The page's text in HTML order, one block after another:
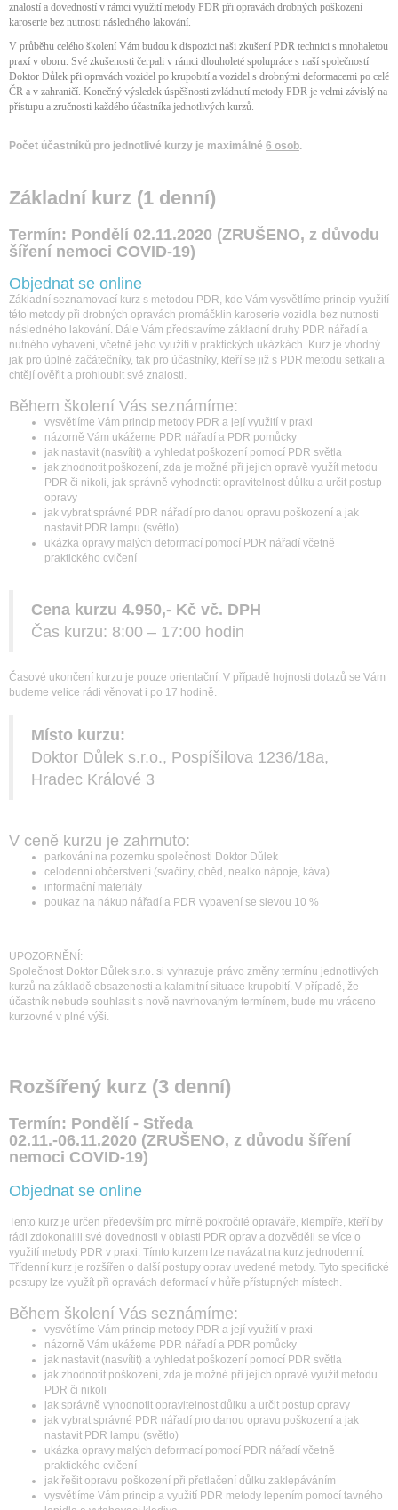
znalostí a dovedností v rámci využití metody PDR při opravách drobných poškození
karoserie bez nutnosti následného lakování.
V průběhu celého školení Vám budou k dispozici naši zkušení PDR technici s mnohaletou
praxí v oboru. Své zkušenosti čerpali v rámci dlouholeté spolupráce s naší společností
Doktor Důlek při opravách vozidel po krupobití a vozidel s drobnými deformacemi po celé
ČR a v zahraničí. Konečný výsledek úspěšnosti zvládnutí metody PDR je velmi závislý na
přístupu a zručnosti každého účastníka jednotlivých kurzů.
Počet účastníků pro jednotlivé kurzy je maximálně 6 osob.
Základní kurz (1 denní)
Termín: Pondělí 02.11.2020 (ZRUŠENO, z důvodu
šíření nemoci COVID-19)
Objednat se online
Základní seznamovací kurz s metodou PDR, kde Vám vysvětlíme princip využití
této metody při drobných opravách promáčklin karoserie vozidla bez nutnosti
následného lakování. Dále Vám představíme základní druhy PDR nářadí a
nutného vybavení, včetně jeho využití v praktických ukázkách. Kurz je vhodný
jak pro úplné začátečníky, tak pro účastníky, kteří se již s PDR metodu setkali a
chtějí ověřit a prohloubit své znalosti.
Během školení Vás seznámíme:
vysvětlíme Vám princip metody PDR a její využití v praxi
názorně Vám ukážeme PDR nářadí a PDR pomůcky
jak nastavit (nasvítit) a vyhledat poškození pomocí PDR světla
jak zhodnotit poškození, zda je možné při jejich opravě využít metodu
PDR či nikoli, jak správně vyhodnotit opravitelnost důlku a určit postup
opravy
jak vybrat správné PDR nářadí pro danou opravu poškození a jak
nastavit PDR lampu (světlo)
ukázka opravy malých deformací pomocí PDR nářadí včetně
praktického cvičení
Cena kurzu 4.950,- Kč vč. DPH
Čas kurzu: 8:00 – 17:00 hodin
Časové ukončení kurzu je pouze orientační. V případě hojnosti dotazů se Vám
budeme velice rádi věnovat i po 17 hodině.
Místo kurzu:
Doktor Důlek s.r.o., Pospíšilova 1236/18a,
Hradec Králové 3
V ceně kurzu je zahrnuto:
parkování na pozemku společnosti Doktor Důlek
celodenní občerstvení (svačiny, oběd, nealko nápoje, káva)
informační materiály
poukaz na nákup nářadí a PDR vybavení se slevou 10 %
UPOZORNĚNÍ:
Společnost Doktor Důlek s.r.o. si vyhrazuje právo změny termínu jednotlivých
kurzů na základě obsazenosti a kalamitní situace krupobití. V případě, že
účastník nebude souhlasit s nově navrhovaným termínem, bude mu vráceno
kurzovné v plné výši.
Rozšířený kurz (3 denní)
Termín: Pondělí - Středa
02.11.-06.11.2020 (ZRUŠENO, z důvodu šíření
nemoci COVID-19)
Objednat se online
Tento kurz je určen především pro mírně pokročilé opraváře, klempíře, kteří by
rádi zdokonalili své dovednosti v oblasti PDR oprav a dozvěděli se více o
využití metody PDR v praxi. Tímto kurzem lze navázat na kurz jednodenní.
Třídenní kurz je rozšířen o další postupy oprav uvedené metody. Tyto specifické
postupy lze využít při opravách deformací v hůře přístupných místech.
Během školení Vás seznámíme:
vysvětlíme Vám princip metody PDR a její využití v praxi
názorně Vám ukážeme PDR nářadí a PDR pomůcky
jak nastavit (nasvítit) a vyhledat poškození pomocí PDR světla
jak zhodnotit poškození, zda je možné při jejich opravě využít metodu
PDR či nikoli
jak správně vyhodnotit opravitelnost důlku a určit postup opravy
jak vybrat správné PDR nářadí pro danou opravu poškození a jak
nastavit PDR lampu (světlo)
ukázka opravy malých deformací pomocí PDR nářadí včetně
praktického cvičení
jak řešit opravu poškození při přetlačení důlku zaklepáváním
vysvětlíme Vám princip a využití PDR metody lepením pomocí tavného